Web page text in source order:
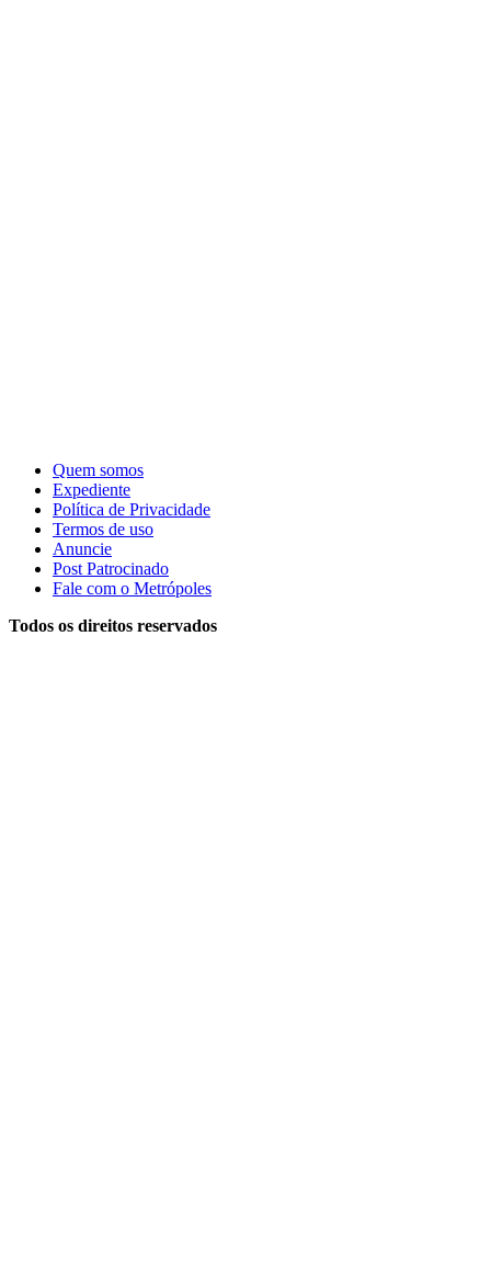
Quem somos
Expediente
Política de Privacidade
Termos de uso
Anuncie
Post Patrocinado
Fale com o Metrópoles
Todos os direitos reservados